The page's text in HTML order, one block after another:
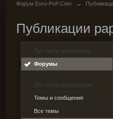
Форум Euro-PvP.Com →
Публикации
По типу контента
Форумы
По пользователю
Темы и сообщения
Все темы